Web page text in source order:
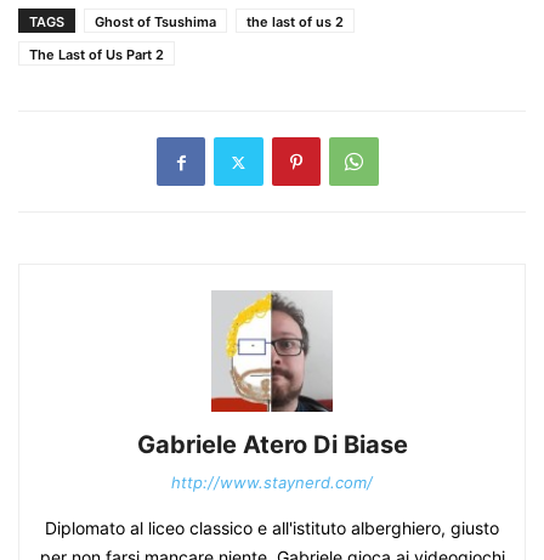
TAGS Ghost of Tsushima
the last of us 2
The Last of Us Part 2
Gabriele Atero Di Biase
http://www.staynerd.com/
Diplomato al liceo classico e all'istituto alberghiero, giusto